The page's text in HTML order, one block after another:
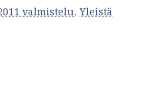
valmistelu, Yleistä